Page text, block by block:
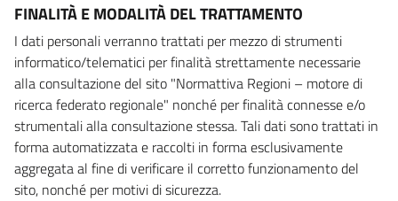
FINALITÀ E MODALITÀ DEL TRATTAMENTO
I dati personali verranno trattati per mezzo di strumenti
informatico/telematici per finalità strettamente necessarie
alla consultazione del sito "Normattiva Regioni – motore di
ricerca federato regionale" nonché per finalità connesse e/o
strumentali alla consultazione stessa. Tali dati sono trattati in
forma automatizzata e raccolti in forma esclusivamente
aggregata al fine di verificare il corretto funzionamento del
sito, nonché per motivi di sicurezza.